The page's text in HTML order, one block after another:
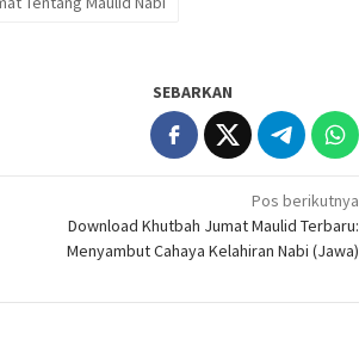
SEBARKAN
Pos berikutnya
Download Khutbah Jumat Maulid Terbaru:
Menyambut Cahaya Kelahiran Nabi (Jawa)